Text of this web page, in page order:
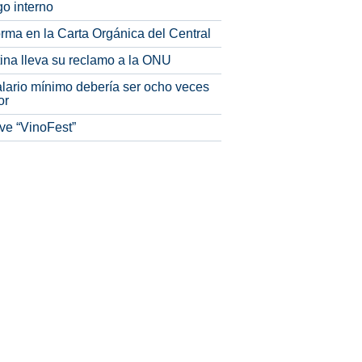
interno
en la Carta Orgánica del Central
lleva su reclamo a la ONU
mínimo debería ser ocho veces
“VinoFest”